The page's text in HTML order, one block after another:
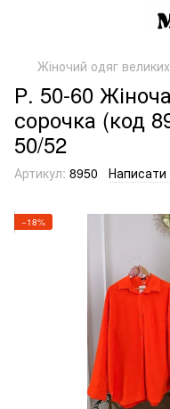
Жіночий одяг великих
Р. 50-60
сорочка (код
50/52
Артикул: 8950 Написати
−18%